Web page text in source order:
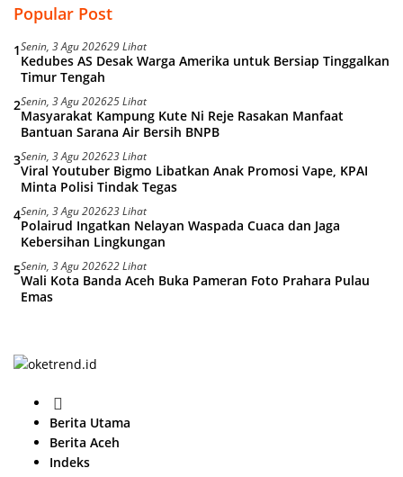
Popular Post
1Senin, 3 Agu 202629 Lihat
Kedubes AS Desak Warga Amerika untuk Bersiap Tinggalkan
Timur Tengah
2Senin, 3 Agu 202625 Lihat
Masyarakat Kampung Kute Ni Reje Rasakan Manfaat
Bantuan Sarana Air Bersih BNPB
3Senin, 3 Agu 202623 Lihat
Viral Youtuber Bigmo Libatkan Anak Promosi Vape, KPAI
Minta Polisi Tindak Tegas
4Senin, 3 Agu 202623 Lihat
Polairud Ingatkan Nelayan Waspada Cuaca dan Jaga
Kebersihan Lingkungan
5Senin, 3 Agu 202622 Lihat
Wali Kota Banda Aceh Buka Pameran Foto Prahara Pulau
Emas
o
m
e
Berita Utama
Berita Aceh
Indeks